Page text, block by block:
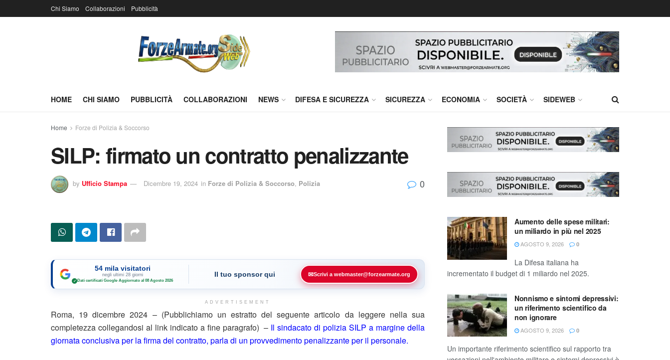
Chi Siamo Collaborazioni Pubblicità
HOME CHI SIAMO PUBBLICITÀ COLLABORAZIONI NEWS DIFESA E SICUREZZA SICUREZZA ECONOMIA SOCIETÀ SIDEWEB
Home Forze di Polizia & Soccorso
SILP: firmato un contratto penalizzante
by Ufficio Stampa Dicembre 19, 2024 in Forze di Polizia & Soccorso, Polizia 0
54 mila visitatori
negli ultimi 28 giorni
✓ Dati certificati Google·Aggiornato al 08 Agosto 2026
Il tuo sponsor qui ✉Scrivi a webmaster@forzearmate.org
ADVERTISEMENT
Roma, 19 dicembre 2024 – (Pubblichiamo un estratto del seguente articolo da leggere nella sua
completezza collegandosi al link indicato a fine paragrafo) – Il sindacato di polizia SILP a margine della
giornata conclusiva per la firma del contratto, parla di un provvedimento penalizzante per il personale.
Aumento delle spese militari:
un miliardo in più nel 2025
AGOSTO 9, 2026 0
La Difesa italiana ha
incrementato il budget di 1 miliardo nel 2025.
Nonnismo e sintomi depressivi:
un riferimento scientifico da
non ignorare
AGOSTO 9, 2026 0
Un importante riferimento scientifico sul rapporto tra